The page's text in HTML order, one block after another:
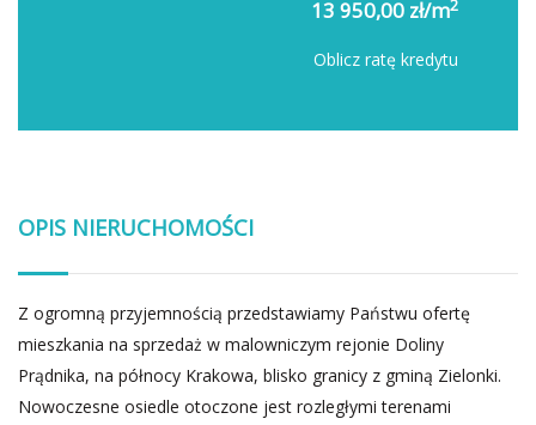
13 950,00 zł/m2
Oblicz ratę kredytu
OPIS NIERUCHOMOŚCI
Z ogromną przyjemnością przedstawiamy Państwu ofertę
mieszkania na sprzedaż w malowniczym rejonie Doliny
Prądnika, na północy Krakowa, blisko granicy z gminą Zielonki.
Nowoczesne osiedle otoczone jest rozległymi terenami